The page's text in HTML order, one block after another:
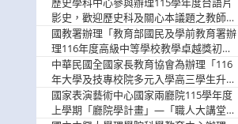
影史，歡迎歷史科及關心本議題之教師踴
躍報名參加
國教署辦理「教育部國民及學前教育署辦
理116年度高級中等學校教學卓越獎初選
實施計畫」，鼓勵教師踴躍報名
中華民國全國家長教育協會為辦理「116
年大學及技專校院多元入學高三學生升學
輔導家長說明會」
國家表演藝術中心國家兩廳院115學年度
上學期「廳院學計畫」—「職人大講堂」